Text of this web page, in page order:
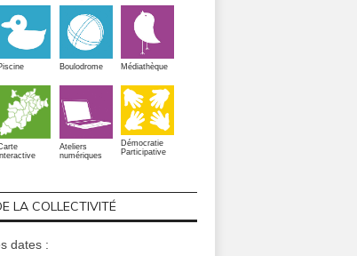
Boulodrome Médiathèque
Ateliers
numériques
Démocratie
Participative
LA COLLECTIVITÉ
dates :